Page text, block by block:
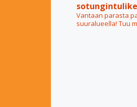
Vantaan parasta
suuralueella! Tuu